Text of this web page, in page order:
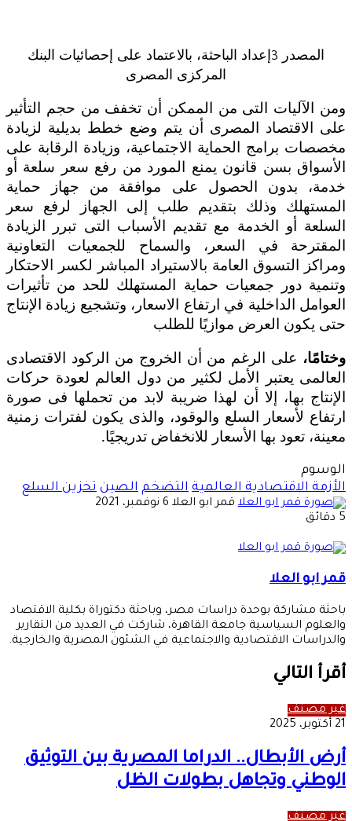
المصدر 3 إعداد الباحثة، بالاعتماد على إحصائيات البنك
المركزى المصرى
ومن الآليات التى من الممكن أن تخفف من حجم التأثير
على الاقتصاد المصرى أن يتم وضع خطط بديلية لزيادة
مخصصات برامج الحماية الاجتماعية، وزيادة الرقابة على
الأسواق بسن قانون يمنع المورد من رفع سعر سلعة أو
خدمة، بدون الحصول على موافقة من جهاز حماية
المستهلك وذلك بتقديم طلب إلى الجهاز لرفع سعر
السلعة أو الخدمة مع تقديم الأسباب التى تبرر الزيادة
المقترحة في السعر، والسماح للجمعيات التعاونية
ومراكز التسوق العامة بالاستيراد المباشر لكسر الاحتكار
وتنمية دور جمعيات حماية المستهلك للحد من تأثيرات
العوامل الداخلية في ارتفاع الاسعار، وتشجيع زيادة الإنتاج
حتى يكون العرض موازيًا للطلب
وختامًا، على الرغم من أن الخروج من الركود الاقتصادى
العالمى يعتبر الأمل لكثير من دول العالم لعودة حركات
الإنتاج بها، إلا أن لهذا ضريبة لابد من تحملها فى صورة
ارتفاع لأسعار السلع والوقود، والذى يكون لفترات زمنية
معينة، تعود بها الأسعار للانخفاض تدريجيًا.
الوسوم
الأزمة الاقتصادية العالمية التضخم الصين تخزين السلع
قمر ابو العلا أرسل
6 نوفمبر، 2021
5 دقائق
قمر ابو العلا
باحثة مشاركة بوحدة دراسات مصر، وباحثة دكتوراة بكلية الاقتصاد
والعلوم السياسية جامعة القاهرة، شاركت في العديد من التقارير
والدراسات الاقتصادية والاجتماعية في الشئون المصرية والخارجية.
أقرأ التالي
غير مصنف
21 أكتوبر، 2025
أرض الأبطال.. الدراما المصرية بين التوثيق
الوطني وتجاهل بطولات الظل
غير مصنف